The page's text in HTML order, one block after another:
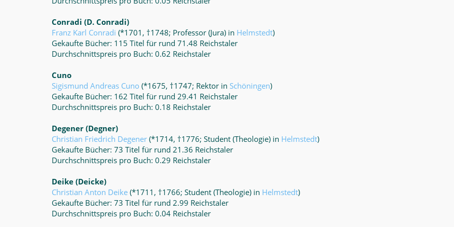
Conradi (D. Conradi)
Franz Karl Conradi (*1701, †1748; Professor (Jura) in Helmstedt)
Gekaufte Bücher: 115 Titel für rund 71.48 Reichstaler
Durchschnittspreis pro Buch: 0.62 Reichstaler
Cuno
Sigismund Andreas Cuno (*1675, †1747; Rektor in Schöningen)
Gekaufte Bücher: 162 Titel für rund 29.41 Reichstaler
Durchschnittspreis pro Buch: 0.18 Reichstaler
Degener (Degner)
Christian Friedrich Degener (*1714, †1776; Student (Theologie) in Helmstedt)
Gekaufte Bücher: 73 Titel für rund 21.36 Reichstaler
Durchschnittspreis pro Buch: 0.29 Reichstaler
Deike (Deicke)
Christian Anton Deike (*1711, †1766; Student (Theologie) in Helmstedt)
Gekaufte Bücher: 73 Titel für rund 2.99 Reichstaler
Durchschnittspreis pro Buch: 0.04 Reichstaler